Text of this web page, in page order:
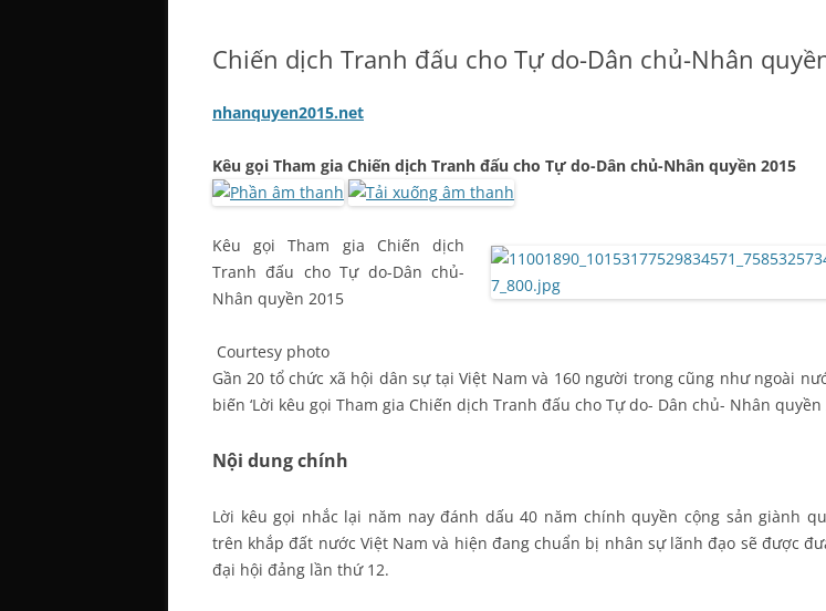
Chiến dịch Tranh đấu cho Tự do-Dân chủ-Nhân
nhanquyen2015.net
Kêu gọi Tham gia Chiến dịch Tranh đấu cho Tự do-Dân chủ-Nhân quyền 2015
Kêu gọi Tham gia Chiến dịch
Tranh đấu cho Tự do-Dân chủ-
Nhân quyền 2015
Courtesy photo
Gần 20 tổ chức xã hội dân sự tại Việt Nam và 160 người trong cũng như ngoài
biến ‘Lời kêu gọi Tham gia Chiến dịch Tranh đấu cho Tự do- Dân chủ- Nhân quyền
Nội dung chính
Lời kêu gọi nhắc lại năm nay đánh dấu 40 năm chính quyền cộng sản giành
trên khắp đất nước Việt Nam và hiện đang chuẩn bị nhân sự lãnh đạo sẽ được
đại hội đảng lần thứ 12.